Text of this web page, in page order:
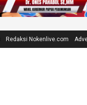
Redaksi Nokenlive.com